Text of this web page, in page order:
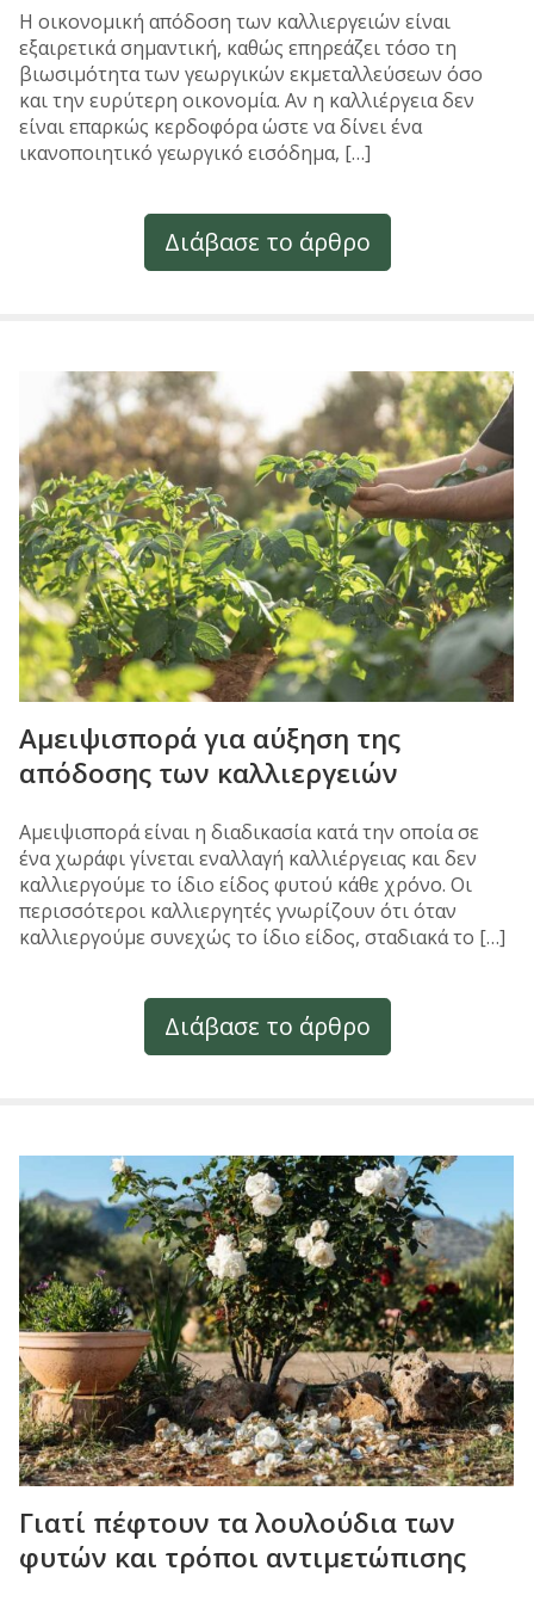
Η οικονομική απόδοση των καλλιεργειών είναι
εξαιρετικά σημαντική, καθώς επηρεάζει τόσο τη
βιωσιμότητα των γεωργικών εκμεταλλεύσεων όσο
και την ευρύτερη οικονομία. Αν η καλλιέργεια δεν
είναι επαρκώς κερδοφόρα ώστε να δίνει ένα
ικανοποιητικό γεωργικό εισόδημα, […]
Διάβασε το άρθρο
Αμειψισπορά για αύξηση της
απόδοσης των καλλιεργειών
Αμειψισπορά είναι η διαδικασία κατά την οποία σε
ένα χωράφι γίνεται εναλλαγή καλλιέργειας και δεν
καλλιεργούμε τo ίδιο είδος φυτού κάθε χρόνο. Οι
περισσότεροι καλλιεργητές γνωρίζουν ότι όταν
καλλιεργούμε συνεχώς το ίδιο είδος, σταδιακά το […]
Διάβασε το άρθρο
Γιατί πέφτουν τα λουλούδια των
φυτών και τρόποι αντιμετώπισης